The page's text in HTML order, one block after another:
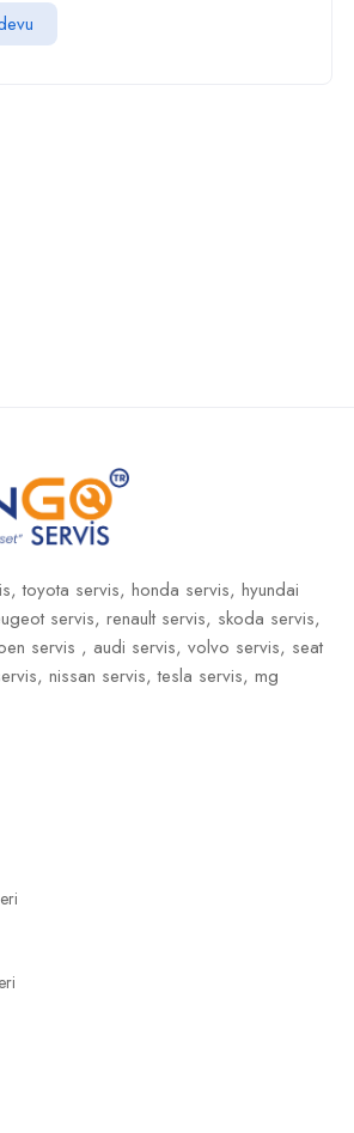
toyota servis, honda servis, hyundai
servis, renault servis, skoda servis,
servis , audi servis, volvo servis, seat
nissan servis,tesla servis, mg